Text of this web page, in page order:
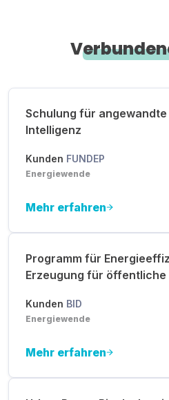
Schulung für
Intelligenz
Kunden FUNDEP
Energiewende
Mehr erfahren
Programm für
Erzeugung für öffentliche
Kunden BID
Energiewende
Mehr erfahren